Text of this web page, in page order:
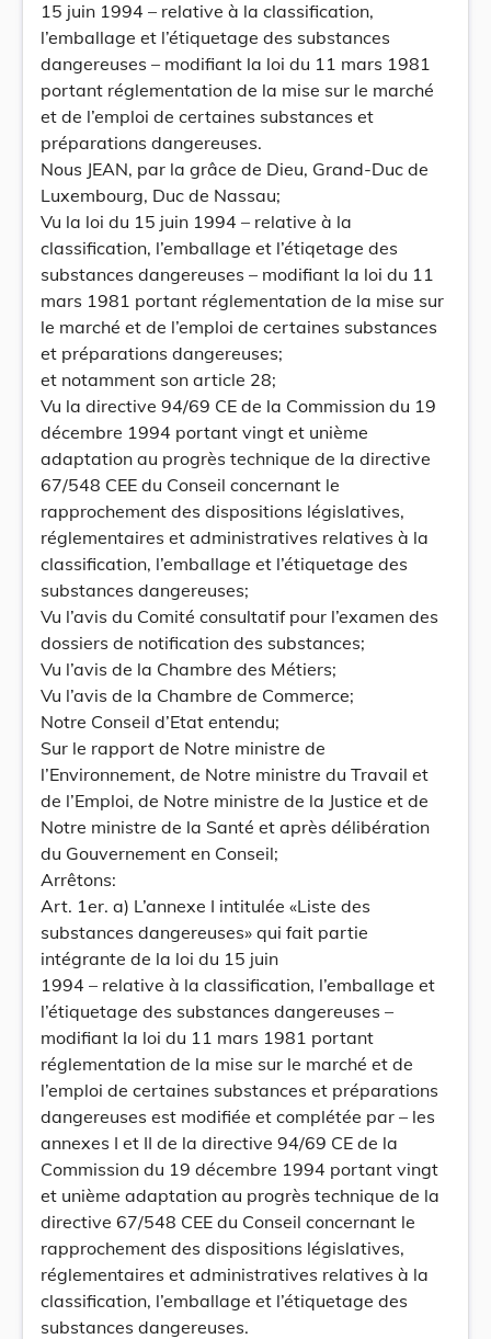
15 juin 1994 – relative à la classification,
l’emballage et l’étiquetage des substances
dangereuses – modifiant la loi du 11 mars 1981
portant réglementation de la mise sur le marché
et de l’emploi de certaines substances et
préparations dangereuses.
Nous JEAN, par la grâce de Dieu, Grand-Duc de
Luxembourg, Duc de Nassau;
Vu la loi du 15 juin 1994 – relative à la
classification, l’emballage et l’étiqetage des
substances dangereuses – modifiant la loi du 11
mars 1981 portant réglementation de la mise sur
le marché et de l’emploi de certaines substances
et préparations dangereuses;
et notamment son article 28;
Vu la directive 94/69 CE de la Commission du 19
décembre 1994 portant vingt et unième
adaptation au progrès technique de la directive
67/548 CEE du Conseil concernant le
rapprochement des dispositions législatives,
réglementaires et administratives relatives à la
classification, l’emballage et l’étiquetage des
substances dangereuses;
Vu l’avis du Comité consultatif pour l’examen des
dossiers de notification des substances;
Vu l’avis de la Chambre des Métiers;
Vu l’avis de la Chambre de Commerce;
Notre Conseil d’Etat entendu;
Sur le rapport de Notre ministre de
l’Environnement, de Notre ministre du Travail et
de l’Emploi, de Notre ministre de la Justice et de
Notre ministre de la Santé et après délibération
du Gouvernement en Conseil;
Arrêtons:
Art. 1er. a) L’annexe I intitulée «Liste des
substances dangereuses» qui fait partie
intégrante de la loi du 15 juin
1994 – relative à la classification, l’emballage et
l’étiquetage des substances dangereuses –
modifiant la loi du 11 mars 1981 portant
réglementation de la mise sur le marché et de
l’emploi de certaines substances et préparations
dangereuses est modifiée et complétée par – les
annexes I et II de la directive 94/69 CE de la
Commission du 19 décembre 1994 portant vingt
et unième adaptation au progrès technique de la
directive 67/548 CEE du Conseil concernant le
rapprochement des dispositions législatives,
réglementaires et administratives relatives à la
classification, l’emballage et l’étiquetage des
substances dangereuses.